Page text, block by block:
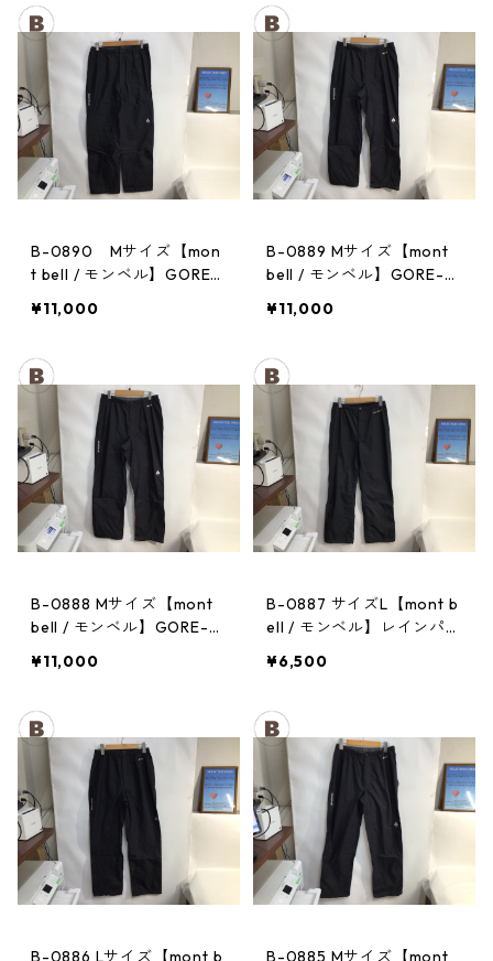
B-0890 Mサイズ【mon
t bell / モンベル】GORE-
ンパンツ：メンズBK
¥11,000
B-0889 Mサイズ【mont
bell / モンベル】GORE-T
パンツ：メンズBK
¥11,000
B-0888 Mサイズ【mont
bell / モンベル】GORE-T
パンツ：メンズBK
¥11,000
B-0887 サイズL【mont b
ell / モンベル】レインパン
ィース
¥6,500
B-0886 Lサイズ【mont b
B-0885 Mサイズ【mont